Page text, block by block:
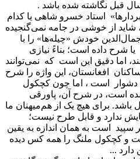
استاد خسرو شاهی یا کدام
، شاید از خوشی در جامه نمی‌گنجیده
خودش «چیله‌ها» را با
شرح داده است؛ بناءً نیازی
اما دقیق این است که نمی‌توانند
افغانستان، این واژه را شرح
دشوار است ، اما چون کچکول
است، در شرح آن، پاورقی
برای هیچ یک از هم‌میهنان ما
ندارد و قابل طرح نیست؛
سپید است به همان اندازه به یقین
و کچکول ملنگ را همه کس دیده
...